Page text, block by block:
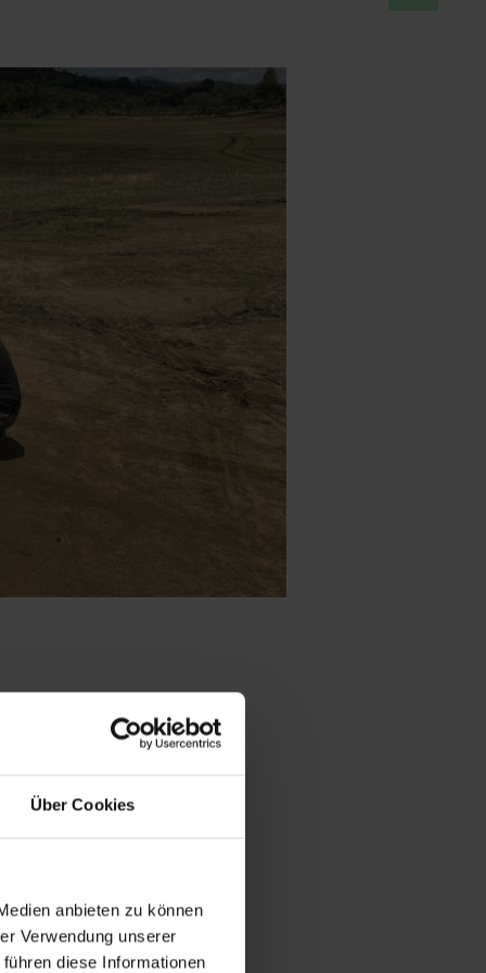
Über Cookies
anbieten zu können
Verwendung unserer
diese Informationen
Wir
überlegt,
sie
Ernte
hilft und